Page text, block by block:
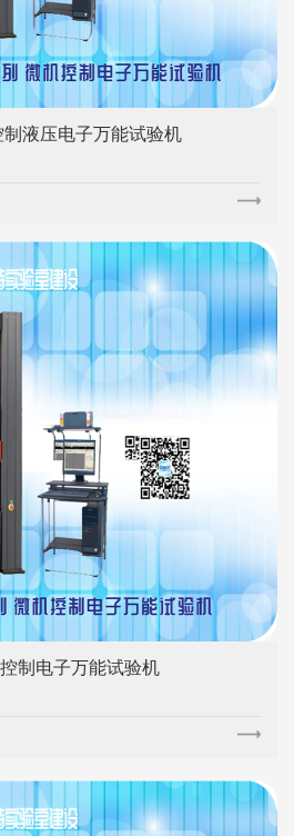
液压电子万能试验机
制电子万能试验机